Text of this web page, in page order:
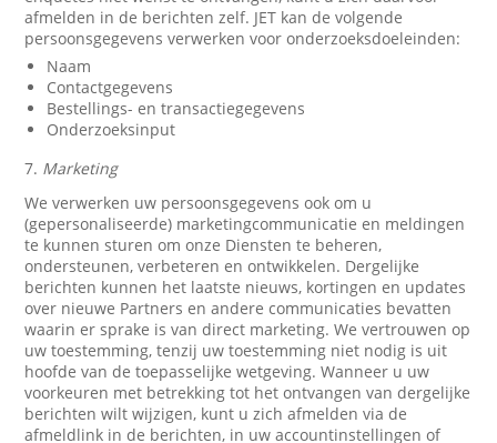
afmelden in de berichten zelf. JET kan de volgende
persoonsgegevens verwerken voor onderzoeksdoeleinden:
Naam
Contactgegevens
Bestellings- en transactiegegevens
Onderzoeksinput
7. Marketing
We verwerken uw persoonsgegevens ook om u
(gepersonaliseerde) marketingcommunicatie en meldingen
te kunnen sturen om onze Diensten te beheren,
ondersteunen, verbeteren en ontwikkelen. Dergelijke
berichten kunnen het laatste nieuws, kortingen en updates
over nieuwe Partners en andere communicaties bevatten
waarin er sprake is van direct marketing. We vertrouwen op
uw toestemming, tenzij uw toestemming niet nodig is uit
hoofde van de toepasselijke wetgeving. Wanneer u uw
voorkeuren met betrekking tot het ontvangen van dergelijke
berichten wilt wijzigen, kunt u zich afmelden via de
afmeldlink in de berichten, in uw accountinstellingen of